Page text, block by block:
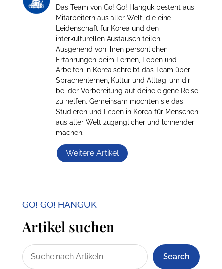
Das Team von Go! Go! Hanguk besteht aus
Mitarbeitern aus aller Welt, die eine
Leidenschaft für Korea und den
interkulturellen Austausch teilen.
Ausgehend von ihren persönlichen
Erfahrungen beim Lernen, Leben und
Arbeiten in Korea schreibt das Team über
Sprachenlernen, Kultur und Alltag, um dir
bei der Vorbereitung auf deine eigene Reise
zu helfen. Gemeinsam möchten sie das
Studieren und Leben in Korea für Menschen
aus aller Welt zugänglicher und lohnender
machen.
Weitere Artikel
GO! GO! HANGUK
Artikel suchen
Search